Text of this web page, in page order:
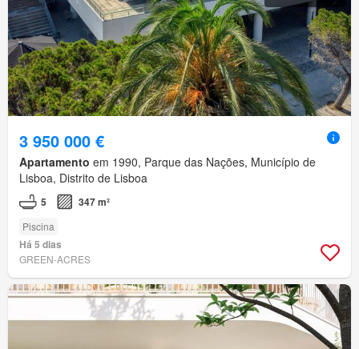
3 950 000 €
Apartamento em 1990, Parque das Nações, Município de
Lisboa, Distrito de Lisboa
5 347 m²
Piscina
Há 5 dias
GREEN-ACRES